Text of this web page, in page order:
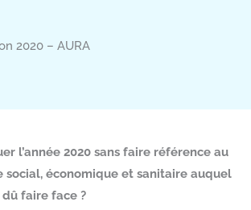
2020 – AURA
l’année 2020 sans faire référence au
social, économique et sanitaire auquel
dû faire face ?